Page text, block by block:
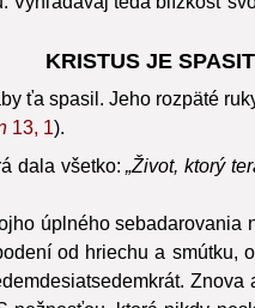
teda blízkosť
KRISTUS JE
ťa spasil. Jeho rozpäté
13, 1).
dala všetko:„Život, ktorý
úplného
od hriechu a smútku,